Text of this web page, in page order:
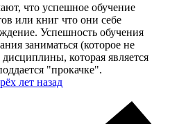
что успешное обучение
или книг что они себе
Успешность обучения
заниматься (которое не
которая является
"прокачке".
лет назад